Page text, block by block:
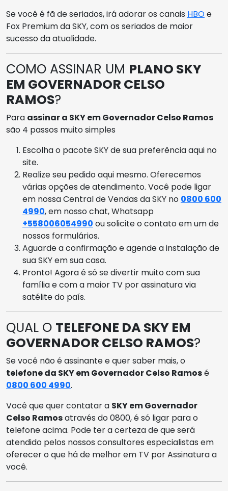
Se você é fã de seriados, irá adorar os canais HBOe
Fox Premium da SKY, com os seriados de maior
sucesso da atualidade.
COMO ASSINAR UM PLANO SKY
EM GOVERNADOR CELSO
RAMOS?
Para assinar a SKY em Governador Celso Ramos
são 4 passos muito simples
Escolha o pacote SKY de sua preferência aqui no
site.
Realize seu pedido aqui mesmo. Oferecemos
várias opções de atendimento. Você pode ligar
em nossa Central de Vendas da SKY no 0800 600
4990, em nosso chat, Whatsapp
+558006054990 ou solicite o contato em um de
nossos formulários.
Aguarde a confirmação e agende a instalação de
sua SKY em sua casa.
Pronto! Agora é só se divertir muito com sua
família e com a maior TV por assinatura via
satélite do país.
QUAL O TELEFONE DA SKY EM
GOVERNADOR CELSO RAMOS?
Se você não é assinante e quer saber mais, o
telefone da SKY em Governador Celso Ramosé
0800 600 4990.
Você que quer contatar a SKY em Governador
Celso Ramosatravés do 0800, é só ligar para o
telefone acima. Pode ter a certeza de que será
atendido pelos nossos consultores especialistas em
oferecer o que há de melhor em TV por Assinatura a
você.